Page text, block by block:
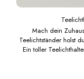
Mach dein
Teelichtständer holst
Ein toller